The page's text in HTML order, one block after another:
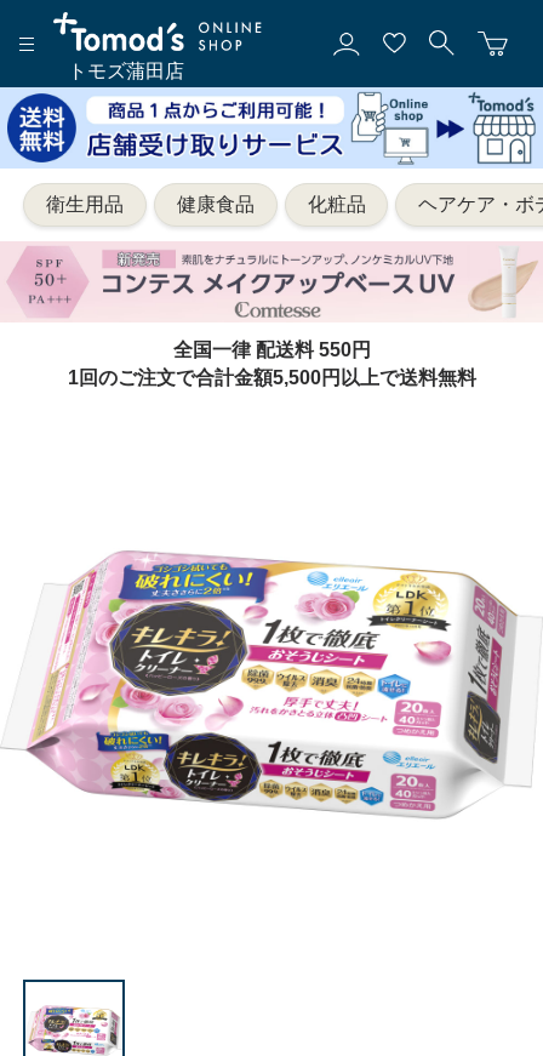
トモズ蒲田店
衛生用品 健康食品 化粧品 ヘアケア・ボ
全国一律 配送料 550円
1回のご注文で合計金額5,500円以上で送料無料